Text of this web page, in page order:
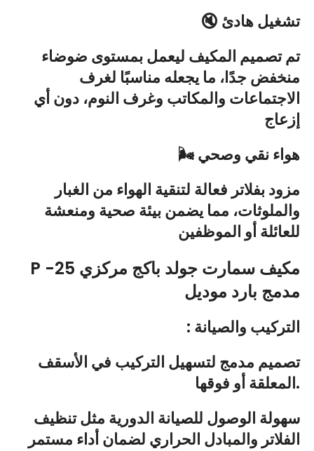
🔇 تشغيل هادئ
تم تصميم المكيف ليعمل بمستوى ضوضاء
منخفض جدًا، ما يجعله مناسبًا لغرف
الاجتماعات والمكاتب وغرف النوم، دون أي
إزعاج
🌬️ هواء نقي وصحي
مزود بفلاتر فعالة لتنقية الهواء من الغبار
والملوثات، مما يضمن بيئة صحية ومنعشة
للعائلة أو الموظفين
P -25 مكيف سمارت جولد باكج مركزي
مدمج بارد موديل
: التركيب والصيانة
تصميم مدمج لتسهيل التركيب في الأسقف
المعلقة أو فوقها.
سهولة الوصول للصيانة الدورية مثل تنظيف
الفلاتر والمبادل الحراري لضمان أداء مستمر